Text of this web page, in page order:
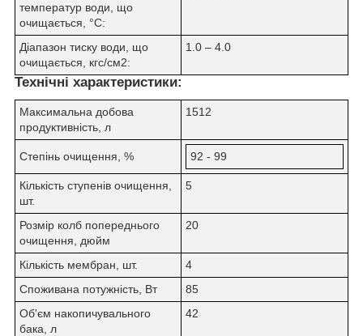
температур води, що
очищається, °C:
Діапазон тиску води, що
очищається, кгс/см2:
1.0 – 4.0
Технічні характеристики:
Максимальна добова
продуктивність, л
1512
Степінь очищення, % 92 - 99
Кількість ступенів очищення,
шт.
5
Розмір колб попереднього
очищення, дюйм
20
Кількість мембран, шт.
4
Споживана потужність, Вт
85
Об'єм накопичувального
бака, л
42